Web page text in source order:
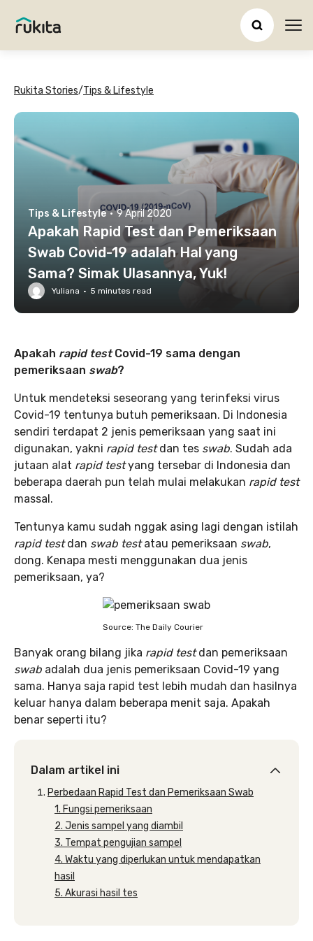
Rukita Stories/Tips & Lifestyle
Tips & Lifestyle · 9 April 2020
Apakah Rapid Test dan Pemeriksaan
Swab Covid-19 adalah Hal yang
Sama? Simak Ulasannya, Yuk!
Yuliana · 5 minutes read
Apakah rapid testCovid-19 sama dengan
pemeriksaan swab?
Untuk mendeteksi seseorang yang terinfeksi virus
Covid-19 tentunya butuh pemeriksaan. Di Indonesia
sendiri terdapat 2 jenis pemeriksaan yang saat ini
digunakan, yakni rapid testdan tes swab. Sudah ada
jutaan alat rapid testyang tersebar di Indonesia dan
beberapa daerah pun telah mulai melakukan rapid test
massal.
Tentunya kamu sudah nggak asing lagi dengan istilah
rapid testdan swab testatau pemeriksaan swab,
dong. Kenapa mesti menggunakan dua jenis
pemeriksaan, ya?
Source: The Daily Courier
Banyak orang bilang jika rapid testdan pemeriksaan
swab adalah dua jenis pemeriksaan Covid-19 yang
sama. Hanya saja rapid test lebih mudah dan hasilnya
keluar hanya dalam beberapa menit saja. Apakah
benar seperti itu?
Dalam artikel ini
Perbedaan Rapid Test dan Pemeriksaan Swab
1. Fungsi pemeriksaan
2. Jenis sampel yang diambil
3. Tempat pengujian sampel
4. Waktu yang diperlukan untuk mendapatkan
hasil
5. Akurasi hasil tes